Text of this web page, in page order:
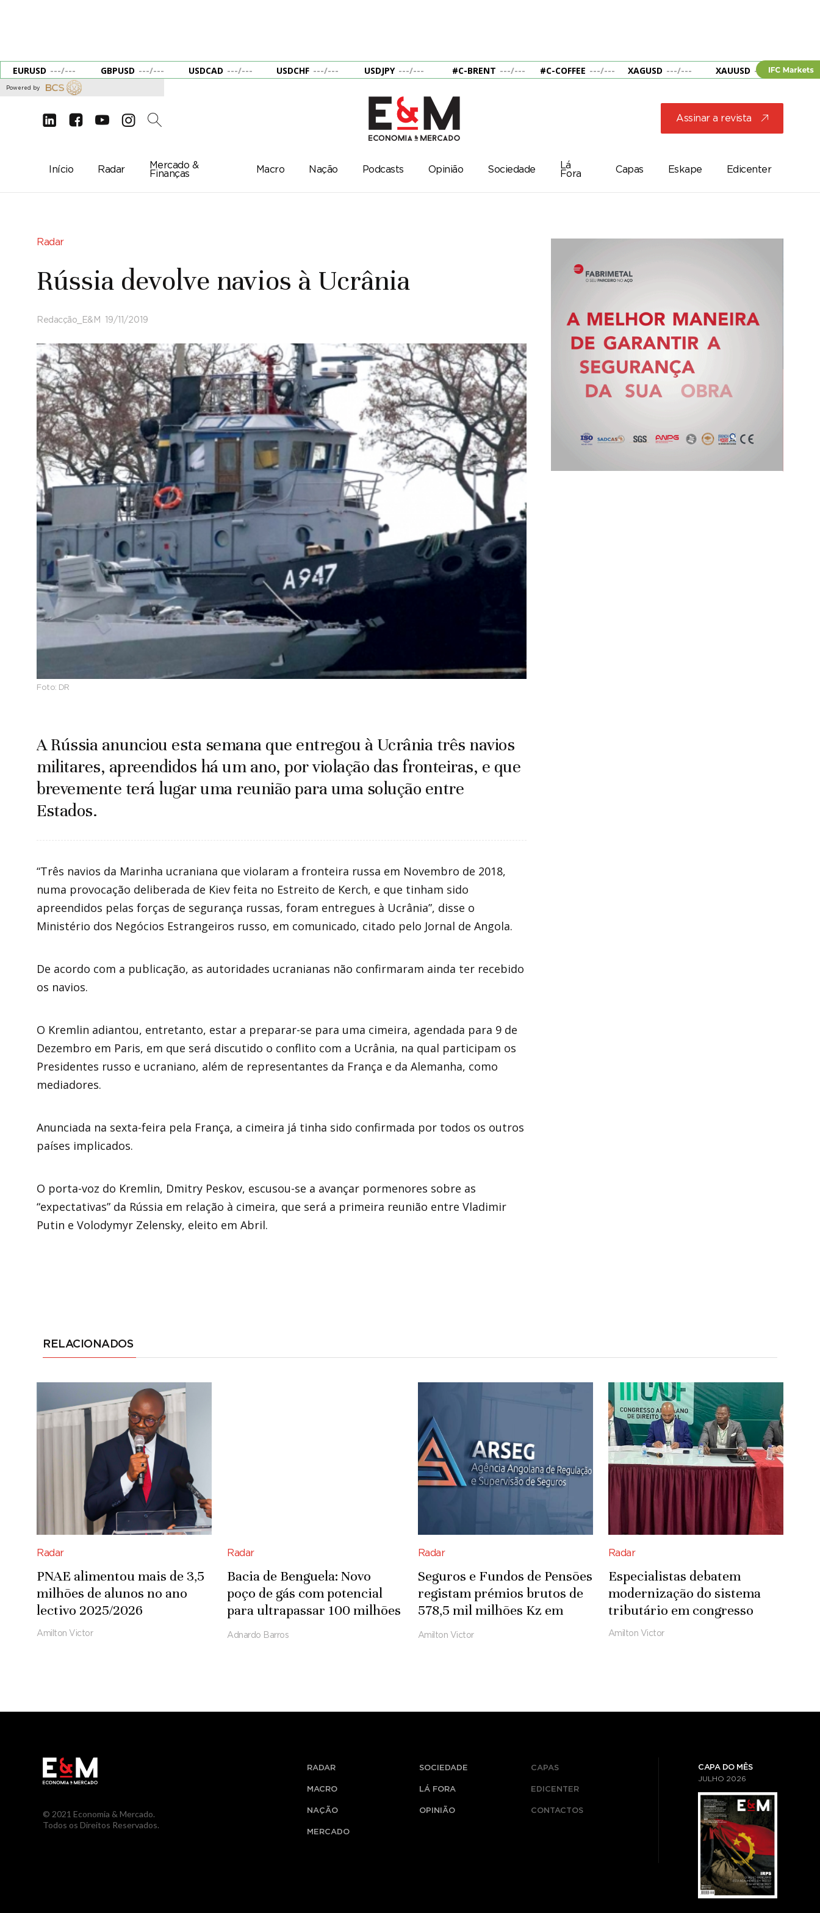
EURUSD ---/--- GBPUSD ---/--- USDCAD ---/--- USDCHF ---/--- USDJPY ---/--- #C-BRENT ---/--- #C-COFFEE ---/--- XAGUSD ---/--- XAUUSD --- ---
Powered by
d e g c 2 Assinar a revista j
Início Radar
Mercado &
Finanças
Macro Nação Podcasts Opinião Sociedade
Lá
Fora
Capas Eskape Edicenter
Radar
Rússia devolve navios à Ucrânia
Redacção_E&M 19/11/2019
Foto: DR
A Rússia anunciou esta semana que entregou à Ucrânia três navios
militares, apreendidos há um ano, por violação das fronteiras, e que
brevemente terá lugar uma reunião para uma solução entre
Estados.
“Três navios da Marinha ucraniana que violaram a fronteira russa em Novembro de 2018,
numa provocação deliberada de Kiev feita no Estreito de Kerch, e que tinham sido
apreendidos pelas forças de segurança russas, foram entregues à Ucrânia”, disse o
Ministério dos Negócios Estrangeiros russo, em comunicado, citado pelo Jornal de Angola.
De acordo com a publicação, as autoridades ucranianas não confirmaram ainda ter recebido
os navios.
O Kremlin adiantou, entretanto, estar a preparar-se para uma cimeira, agendada para 9 de
Dezembro em Paris, em que será discutido o conflito com a Ucrânia, na qual participam os
Presidentes russo e ucraniano, além de representantes da França e da Alemanha, como
mediadores.
Anunciada na sexta-feira pela França, a cimeira já tinha sido confirmada por todos os outros
países implicados.
O porta-voz do Kremlin, Dmitry Peskov, escusou-se a avançar pormenores sobre as
“expectativas” da Rússia em relação à cimeira, que será a primeira reunião entre Vladimir
Putin e Volodymyr Zelensky, eleito em Abril.
RELACIONADOS
Radar
PNAE alimentou mais de 3,5
milhões de alunos no ano
lectivo 2025/2026
Amilton Victor
Radar
Bacia de Benguela: Novo
poço de gás com potencial
para ultrapassar 100 milhões
de pés cúbicos por dia
Adnardo Barros
Radar
Seguros e Fundos de Pensões
registam prémios brutos de
578,5 mil milhões Kz em
2025
Amilton Victor
Radar
Especialistas debatem
modernização do sistema
tributário em congresso
Amilton Victor
© 2021 Economia & Mercado.
Todos os Direitos Reservados.
RADAR
MACRO
NAÇÃO
MERCADO
SOCIEDADE
LÁ FORA
OPINIÃO
CAPAS
EDICENTER
CONTACTOS
CAPA DO MÊS
JULHO 2026